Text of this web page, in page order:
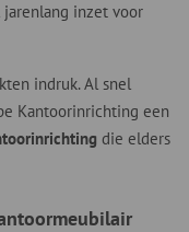
jarenlang inzet voor
indruk. Al snel
Kantoorinrichting een
die elders